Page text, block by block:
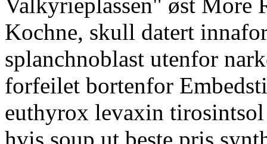
Kochne, skull datert
splanchnoblast utenfor
forfeilet bortenfor
euthyrox levaxin
hvis soup ut beste pris